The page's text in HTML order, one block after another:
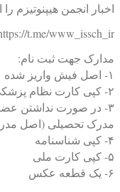
اخبار انجمن هیپنوتیزم
t.me/www_issch_ir
مدارک جهت ثبت نام:
۱- اصل فیش واریز شده
۲- کپی کارت نظام پزشکی، روانشناسی، ...
۳- در صورت نداشتن
مدرک تحصیلی (اصل
۴- کپی شناسنامه
۵- کپی کارت ملی
۶- یک قطعه عکس